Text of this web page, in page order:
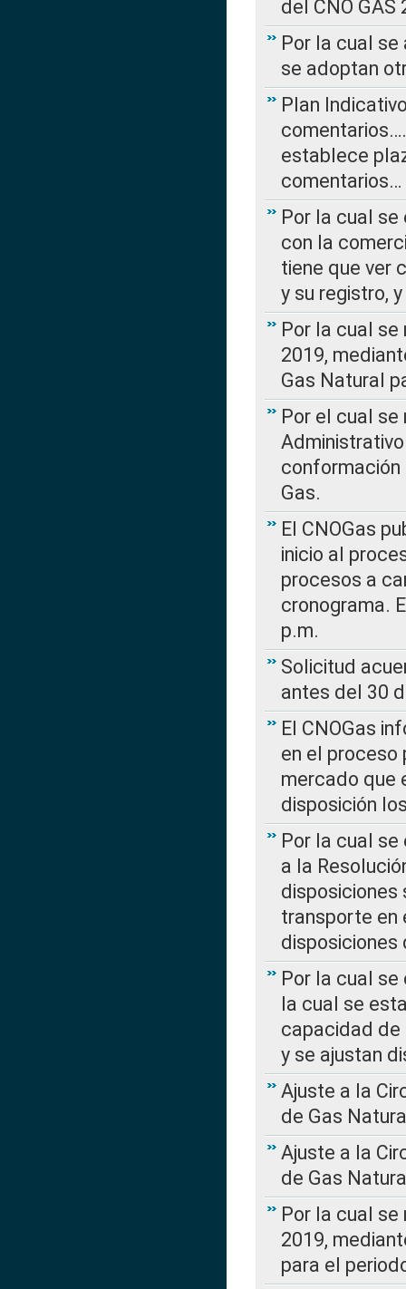
del CNO
Por la cual
se adoptan
Plan
establece
comentarios…
Por la cual
con la
tiene que ver
y su registro,
Por la cual
2019,
Gas Natural
Por el cual
conformación
Gas.
El CNOGas
inicio al
procesos a
cronograma.
p.m.
Solicitud
antes del 30
El CNOGas
en el
mercado que
disposición
Por la cual se
a la
disposiciones
transporte en
disposiciones
Por la cual se
la cual se
capacidad de
y se ajustan
Ajuste a la
de Gas
Ajuste a la
de Gas
Por la cual se
2019,
para el